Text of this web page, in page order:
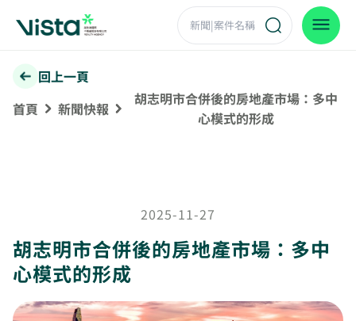
回上一頁
首頁
新聞快報
胡志明市合併後的房地產市場：多中
心模式的形成
2025-11-27
胡志明市合併後的房地產市場：多中
心模式的形成